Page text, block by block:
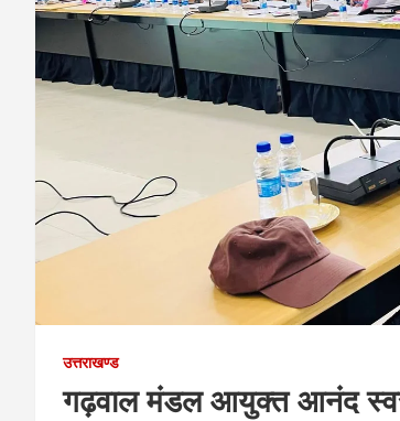
उत्तराखण्ड
गढ़वाल मंडल आयुक्त आनंद